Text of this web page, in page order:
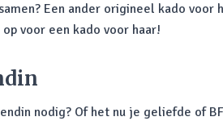
Een ander origineel kado voor
voor een kado voor haar!
nodig? Of het nu je geliefde of